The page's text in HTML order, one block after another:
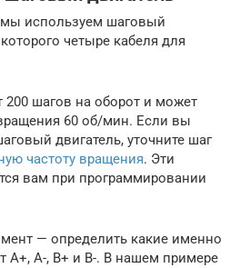
используем шаговый
четыре кабеля для
200 шагов на оборот и может
60 об/мин. Если вы
двигатель, уточните шаг
частоту вращения. Эти
вам при программировании
— определить какие именно
A+, A-, B+ и B-. В нашем примере